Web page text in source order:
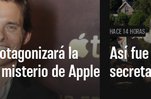
la
de Apple
HACE 14 HORAS
Así